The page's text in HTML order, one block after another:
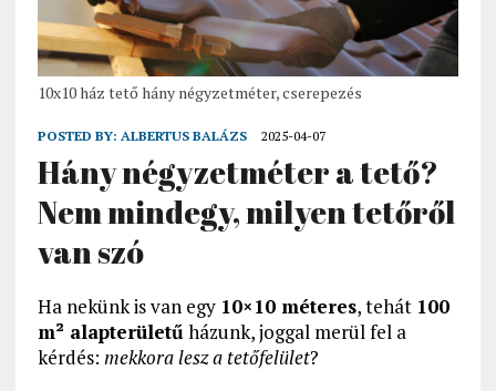
10x10 ház tető hány négyzetméter, cserepezés
POSTED BY: ALBERTUS BALÁZS 2025-04-07
Hány négyzetméter a tető?
Nem mindegy, milyen tetőről
van szó
Ha nekünk is van egy 10×10 méteres, tehát 100
m² alapterületűházunk, joggal merül fel a
kérdés: mekkora lesz a tetőfelület?